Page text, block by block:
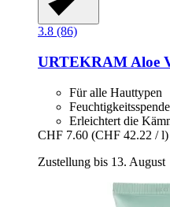
3.8 (86)
URTEKRAM Aloe
Für alle Hauttypen
Erleichtert die
CHF 7.60 (CHF 42.22 / l)
Zustellung bis 13. August